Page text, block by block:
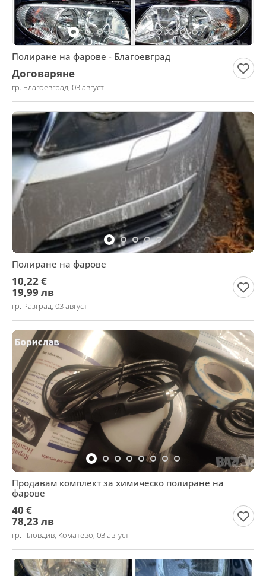
Полиране на фарове - Благоевград
Договаряне
гр. Благоевград, 03 август
Полиране на фарове
10,22 €
19,99 лв
гр. Разград, 03 август
Продавам комплект за химическо полиране на
фарове
40 €
78,23 лв
гр. Пловдив, Коматево, 03 август